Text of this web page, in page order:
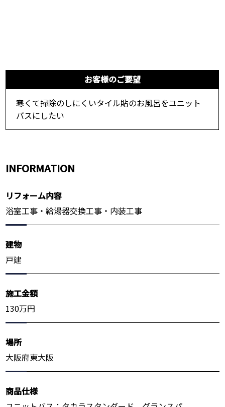
お客様のご要望
寒くて掃除のしにくいタイル貼のお風呂をユニット
バスにしたい
INFORMATION
リフォーム内容
浴室工事・給湯器交換工事・内装工事
建物
戸建
施工金額
130万円
場所
大阪府東大阪
商品仕様